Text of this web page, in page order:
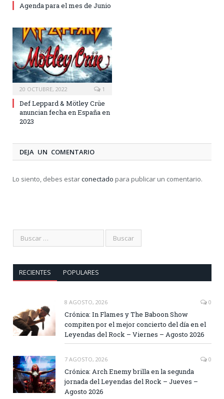
Agenda para el mes de Junio
20 OCTUBRE, 2022 1
Def Leppard & Mötley Crüe
anuncian fecha en España en
2023
DEJA UN COMENTARIO
Lo siento, debes estarconectado para publicar un comentario.
RECIENTES POPULARES
8 AGOSTO, 2026 0
Crónica: In Flames y The Baboon Show
compiten por el mejor concierto del día en el
Leyendas del Rock – Viernes – Agosto 2026
7 AGOSTO, 2026 0
Crónica: Arch Enemy brilla en la segunda
jornada del Leyendas del Rock – Jueves –
Agosto 2026